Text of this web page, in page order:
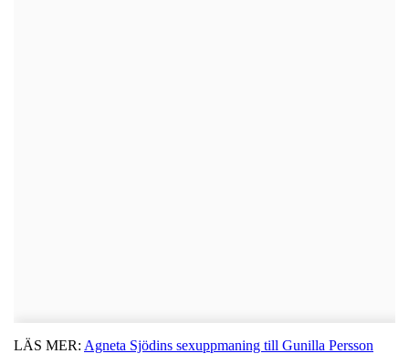
LÄS MER: Agneta Sjödins sexuppmaning till Gunilla Persson